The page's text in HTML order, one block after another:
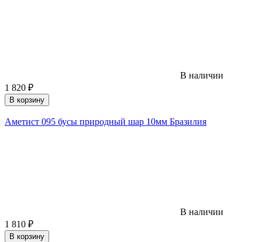
В наличии
1 820 ₽
В корзину
Аметист 095 бусы природный шар 10мм Бразилия
В наличии
1 810 ₽
В корзину